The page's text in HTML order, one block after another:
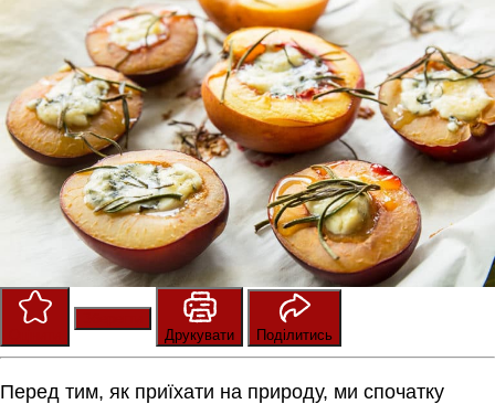
Друкувати
Поділитись
Перед тим, як приїхати на природу, ми спочатку